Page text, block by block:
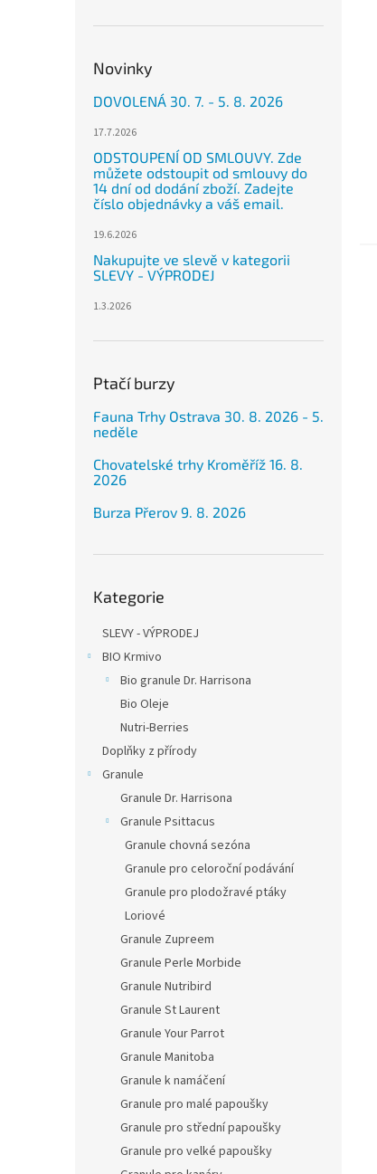
Novinky
DOVOLENÁ 30. 7. - 5. 8. 2026
17.7.2026
ODSTOUPENÍ OD SMLOUVY. Zde
můžete odstoupit od smlouvy do
14 dní od dodání zboží. Zadejte
číslo objednávky a váš email.
19.6.2026
Nakupujte ve slevě v kategorii
SLEVY - VÝPRODEJ
1.3.2026
Ptačí burzy
Fauna Trhy Ostrava 30. 8. 2026 - 5.
neděle
Chovatelské trhy Kroměříž 16. 8.
2026
Burza Přerov 9. 8. 2026
kategorie
Kategorie
SLEVY - VÝPRODEJ
BIO Krmivo
Bio granule Dr. Harrisona
Bio Oleje
Nutri-Berries
Doplňky z přírody
Granule
Granule Dr. Harrisona
Granule Psittacus
Granule chovná sezóna
Granule pro celoroční podávání
Granule pro plodožravé ptáky
Loriové
Granule Zupreem
Granule Perle Morbide
Granule Nutribird
Granule St Laurent
Granule Your Parrot
Granule Manitoba
Granule k namáčení
Granule pro malé papoušky
Granule pro střední papoušky
Granule pro velké papoušky